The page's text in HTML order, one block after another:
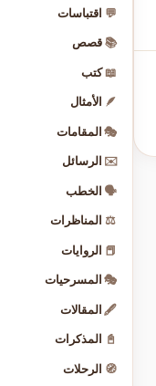
💬 اقتباسات
📚 قصص
📖 كتب
🪶 الأمثال
🎭 المقامات
✉️ الرسائل
🗣️ الخطب
⚖️ المناظرات
📕 الروايات
🎭 المسرحيات
🖋️ المقالات
📓 المذكرات
🧭 الرحلات